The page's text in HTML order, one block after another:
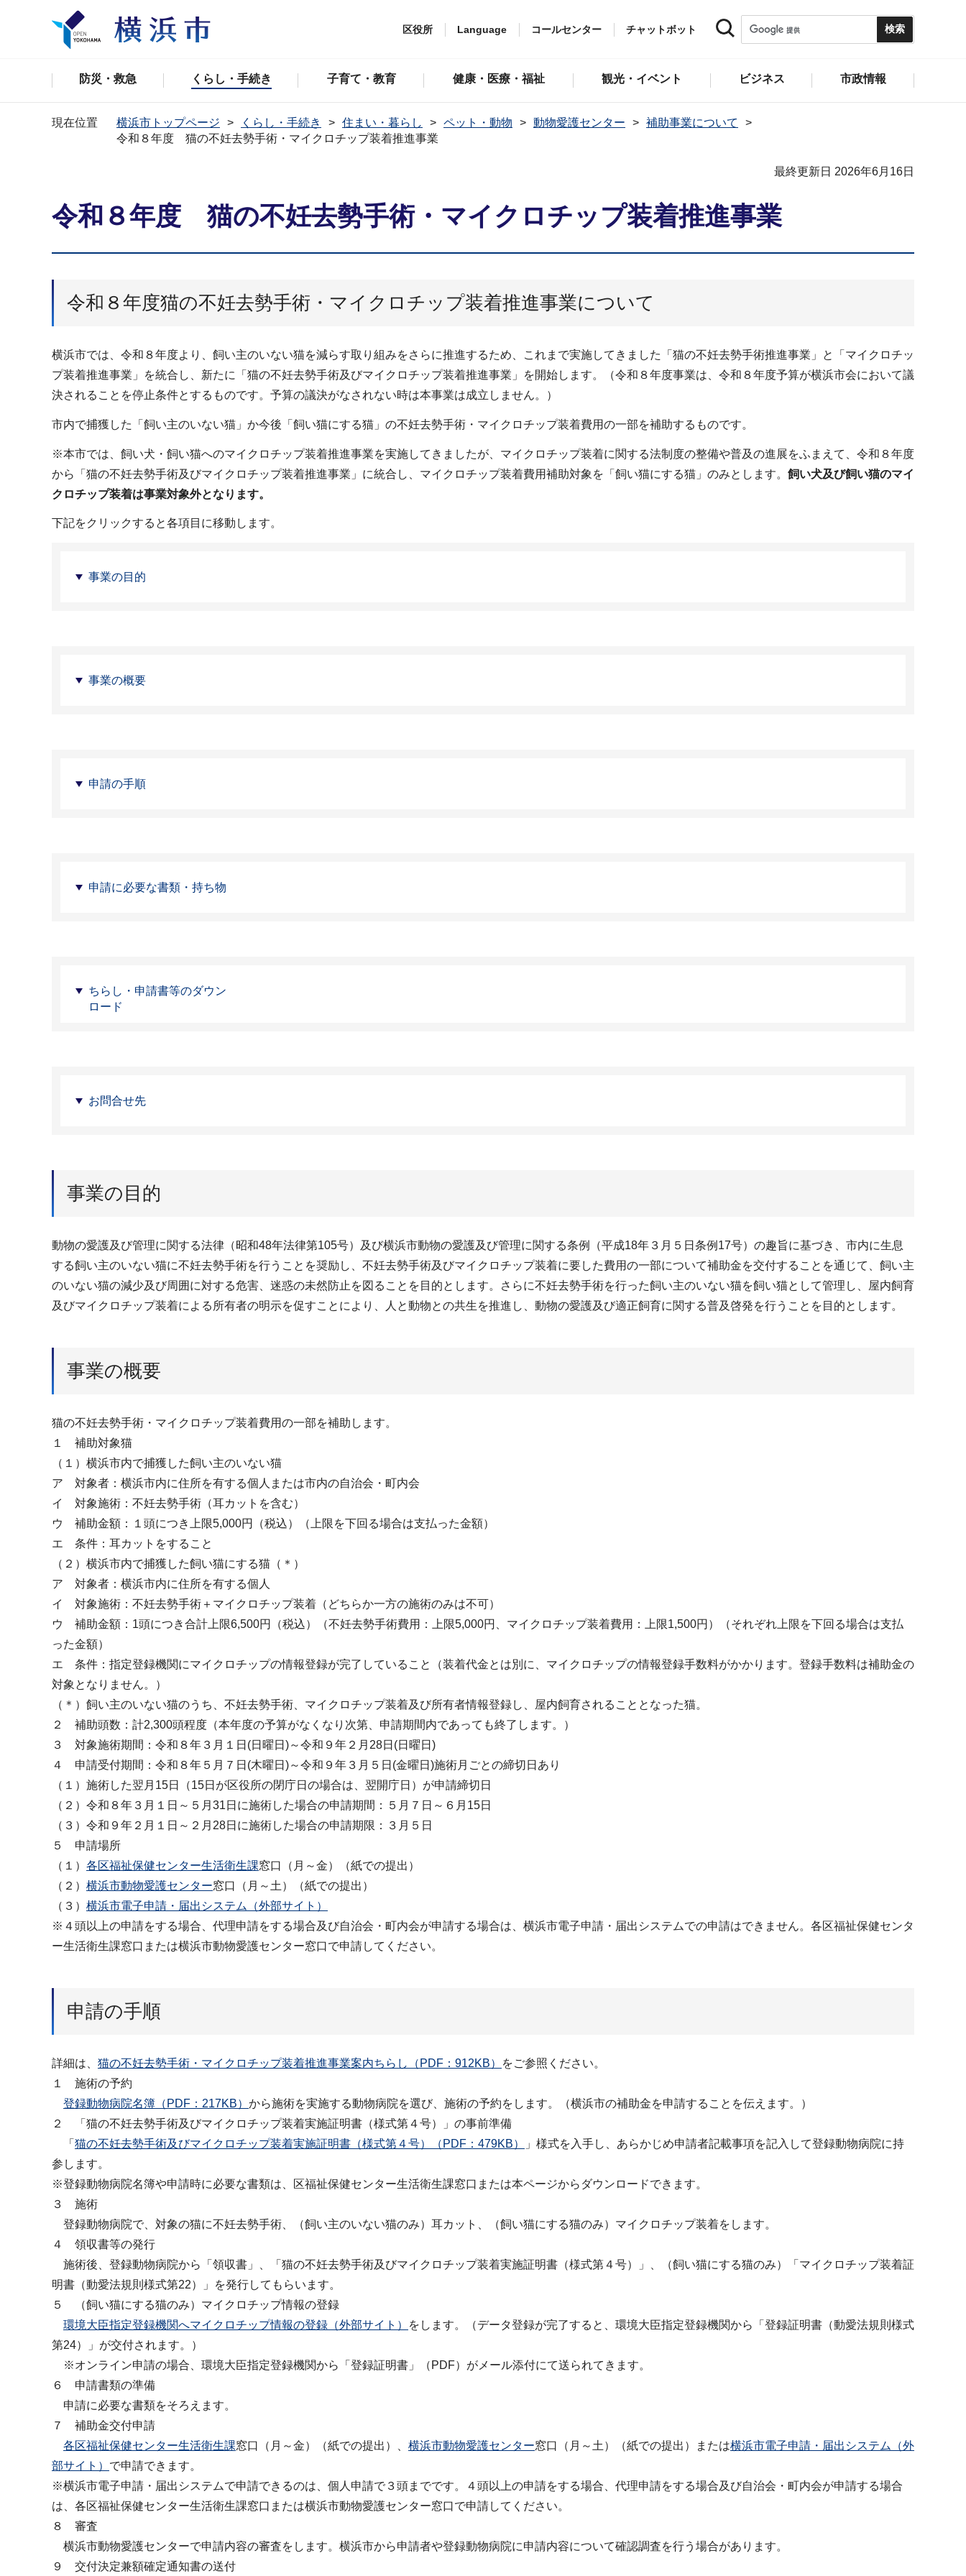
区役所 Language コールセンター チャットボット
防災・救急 くらし・手続き 子育て・教育 健康・医療・福祉 観光・イベント ビジネス 市政情報
現在位置 横浜市トップページ くらし・手続き 住まい・暮らし ペット・動物 動物愛護センター
補助事業について
令和８年度 猫の不妊去勢手術・マイクロチップ装着推進事業
最終更新日 2026年6月16日
令和８年度 猫の不妊去勢手術・マイクロチップ装着推進事業
令和８年度猫の不妊去勢手術・マイクロチップ装着推進事業について
横浜市では、令和８年度より、飼い主のいない猫を減らす取り組みをさらに推進するため、これまで実施してきました「猫の不妊去勢手術推進事業」と「マイクロチッ
プ装着推進事業」を統合し、新たに「猫の不妊去勢手術及びマイクロチップ装着推進事業」を開始します。（令和８年度事業は、令和８年度予算が横浜市会において議
決されることを停止条件とするものです。予算の議決がなされない時は本事業は成立しません。）
市内で捕獲した「飼い主のいない猫」か今後「飼い猫にする猫」の不妊去勢手術・マイクロチップ装着費用の一部を補助するものです。
※本市では、飼い犬・飼い猫へのマイクロチップ装着推進事業を実施してきましたが、マイクロチップ装着に関する法制度の整備や普及の進展をふまえて、令和８年度
から「猫の不妊去勢手術及びマイクロチップ装着推進事業」に統合し、マイクロチップ装着費用補助対象を「飼い猫にする猫」のみとします。 飼い犬及び飼い猫のマイ
クロチップ装着は事業対象外となります。
下記をクリックすると各項目に移動します。
事業の目的
事業の概要
申請の手順
申請に必要な書類・持ち物
ちらし・申請書等のダウン
ロード
お問合せ先
事業の目的
動物の愛護及び管理に関する法律（昭和48年法律第105号）及び横浜市動物の愛護及び管理に関する条例（平成18年３月５日条例17号）の趣旨に基づき、市内に生息
する飼い主のいない猫に不妊去勢手術を行うことを奨励し、不妊去勢手術及びマイクロチップ装着に要した費用の一部について補助金を交付することを通じて、飼い主
のいない猫の減少及び周囲に対する危害、迷惑の未然防止を図ることを目的とします。さらに不妊去勢手術を行った飼い主のいない猫を飼い猫として管理し、屋内飼育
及びマイクロチップ装着による所有者の明示を促すことにより、人と動物との共生を推進し、動物の愛護及び適正飼育に関する普及啓発を行うことを目的とします。
事業の概要
猫の不妊去勢手術・マイクロチップ装着費用の一部を補助します。
１ 補助対象猫
（１）横浜市内で捕獲した飼い主のいない猫
ア 対象者：横浜市内に住所を有する個人または市内の自治会・町内会
イ 対象施術：不妊去勢手術（耳カットを含む）
ウ 補助金額：１頭につき上限5,000円（税込）（上限を下回る場合は支払った金額）
エ 条件：耳カットをすること
（２）横浜市内で捕獲した飼い猫にする猫（＊）
ア 対象者：横浜市内に住所を有する個人
イ 対象施術：不妊去勢手術＋マイクロチップ装着（どちらか一方の施術のみは不可）
ウ 補助金額：1頭につき合計上限6,500円（税込）（不妊去勢手術費用：上限5,000円、マイクロチップ装着費用：上限1,500円）（それぞれ上限を下回る場合は支払
った金額）
エ 条件：指定登録機関にマイクロチップの情報登録が完了していること（装着代金とは別に、マイクロチップの情報登録手数料がかかります。登録手数料は補助金の
対象となりません。）
（＊）飼い主のいない猫のうち、不妊去勢手術、マイクロチップ装着及び所有者情報登録し、屋内飼育されることとなった猫。
２ 補助頭数：計2,300頭程度（本年度の予算がなくなり次第、申請期間内であっても終了します。）
３ 対象施術期間：令和８年３月１日(日曜日)～令和９年２月28日(日曜日)
４ 申請受付期間：令和８年５月７日(木曜日)～令和９年３月５日(金曜日)施術月ごとの締切日あり
（１）施術した翌月15日（15日が区役所の閉庁日の場合は、翌開庁日）が申請締切日
（２）令和８年３月１日～５月31日に施術した場合の申請期間：５月７日～６月15日
（３）令和９年２月１日～２月28日に施術した場合の申請期限：３月５日
５ 申請場所
（１） 各区福祉保健センター生活衛生課窓口（月～金）（紙での提出）
（２） 横浜市動物愛護センター窓口（月～土）（紙での提出）
（３） 横浜市電子申請・届出システム（外部サイト）
※４頭以上の申請をする場合、代理申請をする場合及び自治会・町内会が申請する場合は、横浜市電子申請・届出システムでの申請はできません。各区福祉保健センタ
ー生活衛生課窓口または横浜市動物愛護センター窓口で申請してください。
申請の手順
詳細は、 猫の不妊去勢手術・マイクロチップ装着推進事業案内ちらし（PDF：912KB）
をご参照ください。
１ 施術の予約
登録動物病院名簿（PDF：217KB） から施術を実施する動物病院を選び、施術の予約をします。（横浜市の補助金を申請することを伝えます。）
２ 「猫の不妊去勢手術及びマイクロチップ装着実施証明書（様式第４号）」の事前準備
「 猫の不妊去勢手術及びマイクロチップ装着実施証明書（様式第４号）（PDF：479KB）
」様式を入手し、あらかじめ申請者記載事項を記入して登録動物病院に持
参します。
※登録動物病院名簿や申請時に必要な書類は、区福祉保健センター生活衛生課窓口または本ページからダウンロードできます。
３ 施術
登録動物病院で、対象の猫に不妊去勢手術、（飼い主のいない猫のみ）耳カット、（飼い猫にする猫のみ）マイクロチップ装着をします。
４ 領収書等の発行
施術後、登録動物病院から「領収書」、「猫の不妊去勢手術及びマイクロチップ装着実施証明書（様式第４号）」、（飼い猫にする猫のみ）「マイクロチップ装着証
明書（動愛法規則様式第22）」を発行してもらいます。
５ （飼い猫にする猫のみ）マイクロチップ情報の登録
環境大臣指定登録機関へマイクロチップ情報の登録（外部サイト）
をします。（データ登録が完了すると、環境大臣指定登録機関から「登録証明書（動愛法規則様式
第24）」が交付されます。）
※オンライン申請の場合、環境大臣指定登録機関から「登録証明書」（PDF）がメール添付にて送られてきます。
６ 申請書類の準備
申請に必要な書類をそろえます。
７ 補助金交付申請
各区福祉保健センター生活衛生課窓口（月～金）（紙での提出）、 横浜市動物愛護センター窓口（月～土）（紙での提出）または横浜市電子申請・届出システム（外
部サイト） で申請できます。
※横浜市電子申請・届出システムで申請できるのは、個人申請で３頭までです。４頭以上の申請をする場合、代理申請をする場合及び自治会・町内会が申請する場合
は、各区福祉保健センター生活衛生課窓口または横浜市動物愛護センター窓口で申請してください。
８ 審査
横浜市動物愛護センターで申請内容の審査をします。横浜市から申請者や登録動物病院に申請内容について確認調査を行う場合があります。
９ 交付決定兼額確定通知書の送付